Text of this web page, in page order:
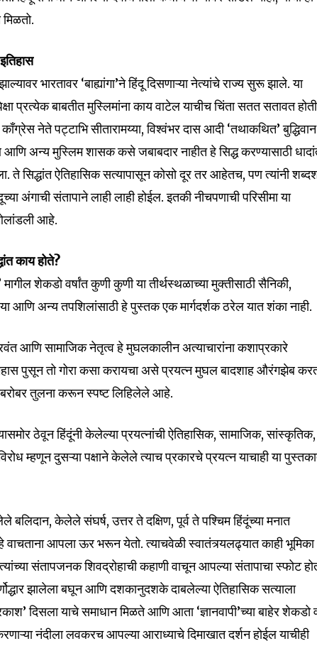
address on our website or click
we respect your privacy and
32,111
Followers
भारतावर ‘बाह्यांगा’ने हिंदू दिसणाऱ्या नेत्यांचे राज्य सुरू झाले. या
प्रत्येक बाबतीत मुस्लिमांना काय वाटेल याचीच चिंता सतत सतावत
नेते पट्टाभि सीतारामय्या, विश्वंभर दास आदी ‘तथाकथित’ बुद्धिवान
आणि अन्य मुस्लिम शासक कसे जबाबदार नाहीत हे सिद्ध करण्यासाठी
ते सिद्धांत ऐतिहासिक सत्यापासून कोसो दूर तर आहेतच, पण त्यांनी
अंगाची संतापाने लाही लाही होईल. इतकी नीचपणाची परिसीमा या
ओलांडली आहे.
काय होते?
शेकडो वर्षांत कुणी कुणी या तीर्थस्थळाच्या मुक्तीसाठी सैनिकी,
आणि अन्य तपशिलांसाठी हे पुस्तक एक मार्गदर्शक ठरेल यात शंका नाही.
आणि सामाजिक नेतृत्व हे मुघलकालीन अत्याचारांना कशाप्रकारे
पुसून तो गोरा कसा करायचा असे प्रयत्न मुघल बादशाह औरंगझेब
तुलना करून स्पष्ट लिहिलेले आहे.
ठेवून हिंदूंनी केलेल्या प्रयत्नांची ऐतिहासिक, सामाजिक, सांस्कृतिक,
म्हणून दुसऱ्या पक्षाने केलेले त्याच प्रकारचे प्रयत्न याचाही या
बलिदान, केलेले संघर्ष, उत्तर ते दक्षिण, पूर्व ते पश्चिम हिंदूंच्या मनात
वाचताना आपला ऊर भरून येतो. त्याचवेळी स्वातंत्र्यलढ्यात काही भूमिका
संतापजनक शिवद्रोहाची कहाणी वाचून आपल्या संतापाचा स्फोट
झालेला बघून आणि दशकानुदशके दाबलेल्या ऐतिहासिक सत्याला
दिसला याचे समाधान मिळते आणि आता ‘ज्ञानवापी’च्या बाहेर शेकडो
नंदीला लवकरच आपल्या आराध्याचे दिमाखात दर्शन होईल याचीही